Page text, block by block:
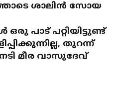
ശാലിൻ സോയ
ഒരു പാട് പറ്റിയിട്ടുണ്ട്
തുറന്ന്
മീര വാസുദേവ്